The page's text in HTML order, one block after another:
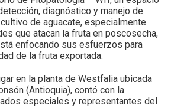
diagnóstico y manejo de
de aguacate, especialmente
que atacan la fruta en poscosecha,
enfocando sus esfuerzos para
de la fruta exportada.
en la planta de Westfalia ubicada
(Antioquia), contó con la
especiales y representantes del